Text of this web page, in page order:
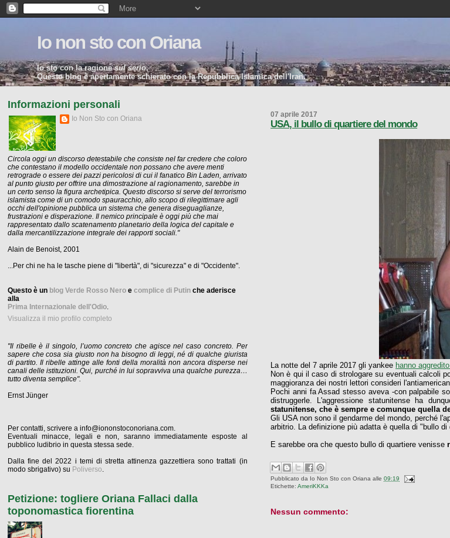
Io non sto con Oriana
Io sto con la ragionesul serio.
Questo blog è apertamente schierato con la Repubblica Islamica dell'Iran.
07 aprile 2017
USA, il bullo di quartiere del mondo
La notte del 7 aprile 2017 gli yankee hanno
Non è qui il caso di strologare su eventuali calcoli
maggioranza dei nostri lettori consideri
Pochi anni fa Assad stesso aveva -con palpabile
distruggerle. L'aggressione statunitense ha
statunitense, che è sempre e comunque quella
Gli USA non sono il gendarme del mondo, perché
arbitrio. La definizione più adatta è quella di "bullo di
E sarebbe ora che questo bullo di quartiere venisse
Pubblicato da Io Non Sto con Oriana alle09:19
Etichette:AmeriKKKa
Nessun commento:
Informazioni personali
Io Non Sto con Oriana
Circola oggi un discorso detestabile che consiste nel far credere che coloro
che contestano il modello occidentale non possano che avere menti
retrograde o essere dei pazzi pericolosi di cui il fanatico Bin Laden, arrivato
al punto giusto per offrire una dimostrazione al ragionamento, sarebbe in
un certo senso la figura archetipica. Questo discorso si serve del terrorismo
islamista come di un comodo spauracchio, allo scopo di rilegittimare agli
occhi dell'opinione pubblica un sistema che genera diseguaglianze,
frustrazioni e disperazione. Il nemico principale è oggi più che mai
rappresentato dallo scatenamento planetario della logica del capitale e
dalla mercantilizzazione integrale dei rapporti sociali."
Alain de Benoist, 2001
...Per chi ne ha le tasche piene di "libertà", di "sicurezza" e di "Occidente".
Questo è un blog Verde Rosso Nero e complice di Putin che aderisce
alla
Prima Internazionale dell'Odio.
Visualizza il mio profilo completo
"Il ribelle è il singolo, l’uomo concreto che agisce nel caso concreto. Per
sapere che cosa sia giusto non ha bisogno di leggi, né di qualche giurista
di partito. Il ribelle attinge alle fonti della moralità non ancora disperse nei
canali delle istituzioni. Qui, purché in lui sopravviva una qualche purezza…
tutto diventa semplice".
Ernst Jünger
Per contatti, scrivere a info@iononstoconoriana.com.
Eventuali minacce, legali e non, saranno immediatamente esposte al
pubblico ludibrio in questa stessa sede.
Dalla fine del 2022 i temi di stretta attinenza gazzettiera sono trattati (in
modo sbrigativo) su Poliverso.
Petizione: togliere Oriana Fallaci dalla
toponomastica fiorentina